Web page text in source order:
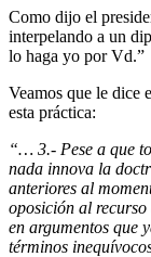
Como dijo el
interpelando a un
lo haga yo por Vd.”
Veamos que le dice
esta práctica:
“… 3.- Pese a que
nada innova la
anteriores al
oposición al
en argumentos que
términos